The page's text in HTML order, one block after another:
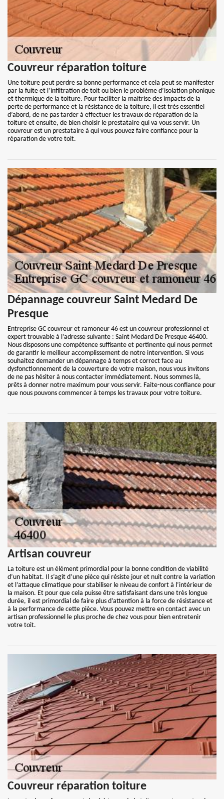
Couvreur réparation toiture
Une toiture peut perdre sa bonne performance et cela peut se manifester
par la fuite et l’infiltration de toit ou bien le problème d’isolation phonique
et thermique de la toiture. Pour faciliter la maitrise des impacts de la
perte de performance et la résistance de la toiture, il est très essentiel
d’abord, de ne pas tarder à effectuer les travaux de réparation de la
toiture et ensuite, de bien choisir le prestataire qui va vous servir. Un
couvreur est un prestataire à qui vous pouvez faire confiance pour la
réparation de votre toit.
Dépannage couvreur Saint Medard De
Presque
Entreprise GC couvreur et ramoneur 46 est un couvreur professionnel et
expert trouvable à l’adresse suivante : Saint Medard De Presque 46400.
Nous disposons une compétence suffisante et pertinente qui nous permet
de garantir le meilleur accomplissement de notre intervention. Si vous
souhaitez demander un dépannage à temps et correct face au
dysfonctionnement de la couverture de votre maison, nous vous invitons
de ne pas hésiter à nous contacter immédiatement. Nous sommes là,
prêts à donner notre maximum pour vous servir. Faite-nous confiance pour
que nous pouvons commencer à temps les travaux pour votre toiture.
Artisan couvreur
La toiture est un élément primordial pour la bonne condition de viabilité
d’un habitat. Il s’agit d’une pièce qui résiste jour et nuit contre la variation
et l’attaque climatique pour stabiliser le niveau de confort à l’intérieur de
la maison. Et pour que cela puisse être satisfaisant dans une très longue
durée, il est primordial de faire plus d’attention à la force de résistance et
à la performance de cette pièce. Vous pouvez mettre en contact avec un
artisan professionnel le plus proche de chez vous pour bien entretenir
votre toit.
Couvreur réparation toiture